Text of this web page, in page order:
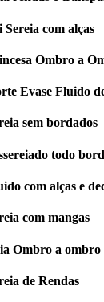
com alças
Ombro a
Evase Fluido
sem bordados
todo
com alças e
com mangas
Ombro a ombro
de Rendas